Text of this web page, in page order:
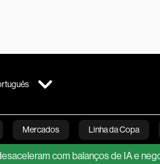
Mercados Linha da Copa
Podcasts Inovação
com balanços de IA e negociação